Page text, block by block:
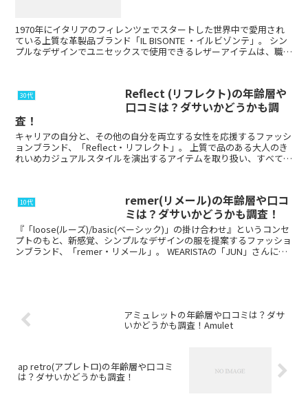
1970年にイタリアのフィレンツェでスタートした世界中で愛用され
ている上質な革製品ブランド「IL BISONTE ・イルビゾンテ」。 シン
プルなデザインでユニセックスで使用できるレザーアイテムは、職人
30代
Reflect (リフレクト)の年齢層や
口コミは？ダサいかどうかも調
査！
キャリアの自分と、その他の自分を両立する女性を応援するファッシ
ョンブランド、「Reflect・リフレクト」。 上質で品のある大人のき
れいめカジュアルスタイルを演出するアイテムを取り扱い、すべての
10代
remer(リメール)の年齢層や口コ
ミは？ダサいかどうかも調査！
『「loose(ルーズ)/basic(ベーシック)」の掛け合わせ』というコンセ
プトのもと、新感覚、シンプルなデザインの服を提案するファッショ
ンブランド、「remer・リメール」。 WEARISTAの「JUN」さんによ
アミュレットの年齢層や口コミは？ダサ
いかどうかも調査！Amulet
ap retro(アプレトロ)の年齢層や口コミ
は？ダサいかどうかも調査！